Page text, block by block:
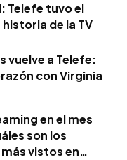
Telefe tuvo el
de la TV
vuelve a Telefe:
con Virginia
en el mes
son los
vistos en